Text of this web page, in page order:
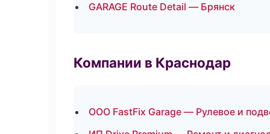
GARAGE Route Detail — Брянск
Компании в Краснодар
ООО FastFix Garage — Рулевое и